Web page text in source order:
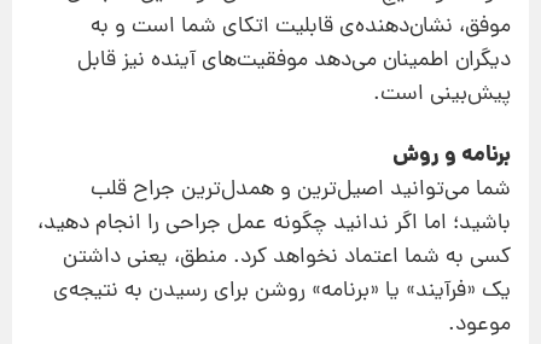
موفق، نشان‌دهنده‌ی قابلیت اتکای شما است و به
دیگران اطمینان می‌دهد موفقیت‌های آینده نیز قابل
پیش‌بینی است.
برنامه و روش
شما می‌توانید اصیل‌ترین و همدل‌ترین جراح قلب
باشید؛ اما اگر ندانید چگونه عمل جراحی را انجام دهید،
کسی به شما اعتماد نخواهد کرد. منطق، یعنی داشتن
یک «فرآیند» یا «برنامه» روشن برای رسیدن به نتیجه‌ی
موعود.